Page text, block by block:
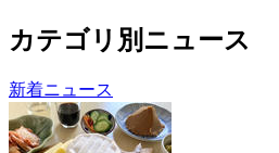
カテゴリ別ニュース
新着ニュース